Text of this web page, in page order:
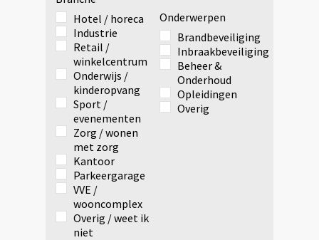
Hotel / horeca
Industrie
Retail /
winkelcentrum
Onderwijs /
kinderopvang
Sport /
evenementen
Zorg / wonen
met zorg
Kantoor
Parkeergarage
VVE /
wooncomplex
Overig / weet ik
niet
Onderwerpen
Brandbeveiliging
Inbraakbeveiliging
Beheer &
Onderhoud
Opleidingen
Overig